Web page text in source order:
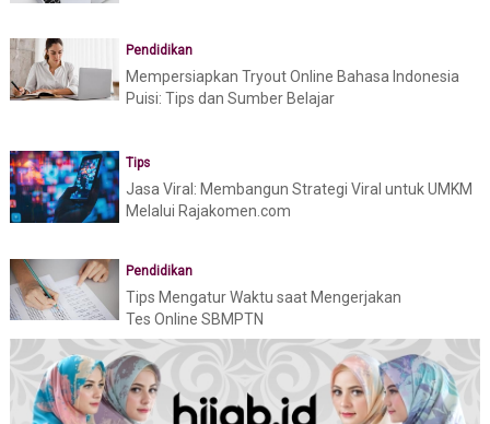
Pendidikan
Mempersiapkan Tryout Online Bahasa Indonesia
Puisi: Tips dan Sumber Belajar
Tips
Jasa Viral: Membangun Strategi Viral untuk UMKM
Melalui Rajakomen.com
Pendidikan
Tips Mengatur Waktu saat Mengerjakan
Tes Online SBMPTN